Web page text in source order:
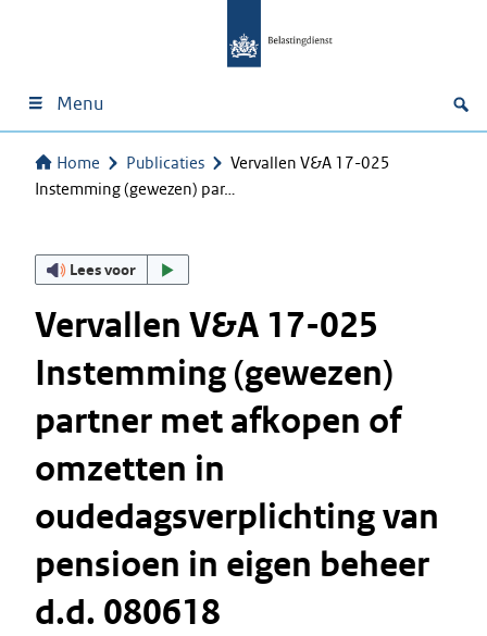
Menu
Home Publicaties
Vervallen V&A 17-025
Instemming (gewezen) par…
Lees voor
Vervallen V&A 17-025
Instemming (gewezen)
partner met afkopen of
omzetten in
oudedagsverplichting van
pensioen in eigen beheer
d.d. 080618